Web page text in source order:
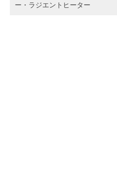
ー・ラジエントヒーター